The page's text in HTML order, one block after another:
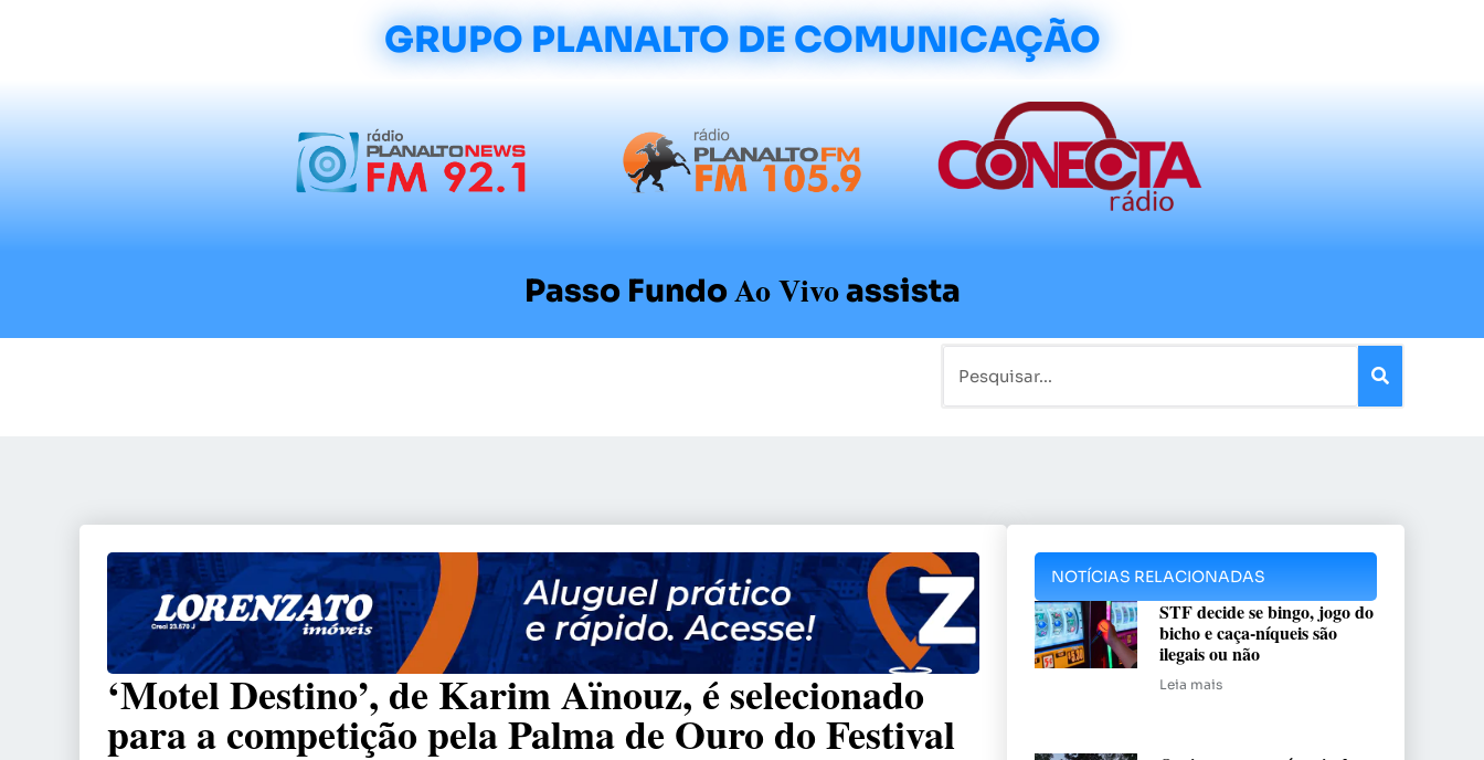
GRUPO PLANALTO DE COMUNICAÇÃO
Passo FundoAo Vivoassista
‘Motel Destino’, de Karim Aïnouz, é selecionado
para a competição pela Palma de Ouro do Festival
NOTÍCIAS RELACIONADAS
STF decide se bingo, jogo do
bicho e caça-níqueis são
ilegais ou não
Leia mais